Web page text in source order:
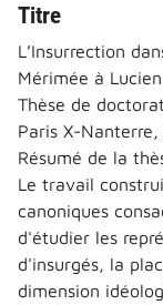
Titre
L’Insurrection
Mérimée à
Thèse de
Paris X-Nanterre,
Résumé de la
Le travail
canoniques
d'étudier les
d'insurgés, la
dimension